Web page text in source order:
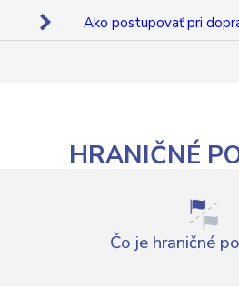
Ako postupovať pri
HRANIČNÉ
Čo je hraničné